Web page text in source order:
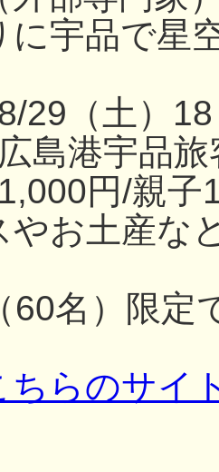
に宇品で星
（土）18
港宇品旅
円/親子
お土産な
60名）限定
ちらのサイ